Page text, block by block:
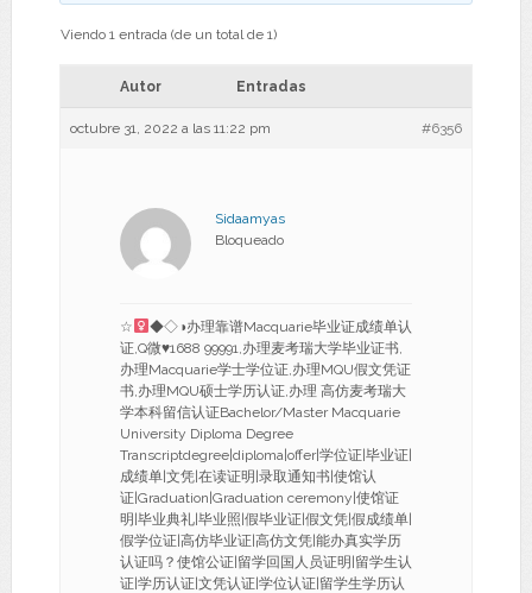
Viendo 1 entrada (de un total de 1)
Autor Entradas
octubre 31, 2022 a las 11:22 pm #6356
Sidaamyas
Bloqueado
☆
◆◇◑办理靠谱Macquarie毕业证成绩单认
证,Q微♥1688 99991,办理麦考瑞大学毕业证书,
办理Macquarie学士学位证,办理MQU假文凭证
书,办理MQU硕士学历认证,办理 高仿麦考瑞大
学本科留信认证Bachelor/Master Macquarie
University Diploma Degree
Transcriptdegree|diploma|offer|学位证|毕业证|
成绩单|文凭|在读证明|录取通知书|使馆认
证|Graduation|Graduation ceremony|使馆证
明|毕业典礼|毕业照|假毕业证|假文凭|假成绩单|
假学位证|高仿毕业证|高仿文凭|能办真实学历
认证吗？使馆公证|留学回国人员证明|留学生认
证|学历认证|文凭认证|学位认证|留学生学历认